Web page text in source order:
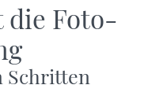
Foto-
Schritten